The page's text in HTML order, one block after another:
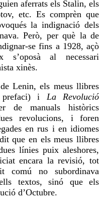
aferrats els Stalin, els
etc. Es comprèn que
la indignació dels
Però, per què la de
se fins a 1928, açò
al necessari
xinès.
Lenin, els meus llibres
prefaci) i La Revolució
de manuals històrics
revolucions, i foren
en rus i en idiomes
que en els meus llibres
línies puix aleshores,
encara la revisió, tot
comú no subordinava
textos, sinó que els
d’Octubre.